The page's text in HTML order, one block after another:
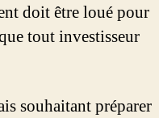
doit être loué pour
tout investisseur
souhaitant préparer